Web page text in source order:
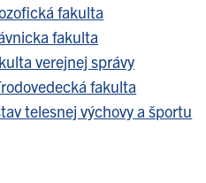
fakulta
fakulta
verejnej správy
fakulta
telesnej výchovy a športu